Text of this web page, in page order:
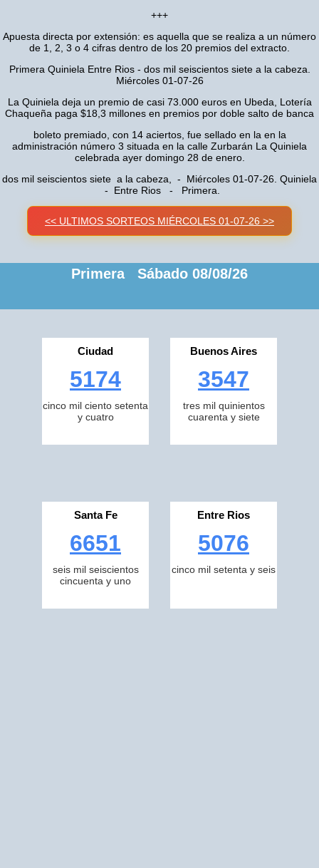
+++
Apuesta directa por extensión: es aquella que se realiza a un número
de 1, 2, 3 o 4 cifras dentro de los 20 premios del extracto.
Primera Quiniela Entre Rios - dos mil seiscientos siete a la cabeza.
Miércoles 01-07-26
La Quiniela deja un premio de casi 73.000 euros en Ubeda, Lotería
Chaqueña paga $18,3 millones en premios por doble salto de banca
boleto premiado, con 14 aciertos, fue sellado en la en la
administración número 3 situada en la calle Zurbarán La Quiniela
celebrada ayer domingo 28 de enero.
dos mil seiscientos siete a la cabeza, - Miércoles 01-07-26. Quiniela
- Entre Rios - Primera.
<< ULTIMOS SORTEOS MIÉRCOLES 01-07-26 >>
Primera Sábado 08/08/26
Ciudad
5174
cinco mil ciento setenta
y cuatro
Buenos Aires
3547
tres mil quinientos
cuarenta y siete
Santa Fe
6651
seis mil seiscientos
cincuenta y uno
Entre Rios
5076
cinco mil setenta y seis